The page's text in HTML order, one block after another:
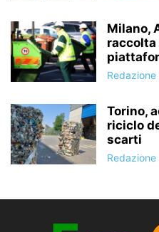
Milano,
raccolta
Redazione
Torino,
riciclo
scarti
Redazione